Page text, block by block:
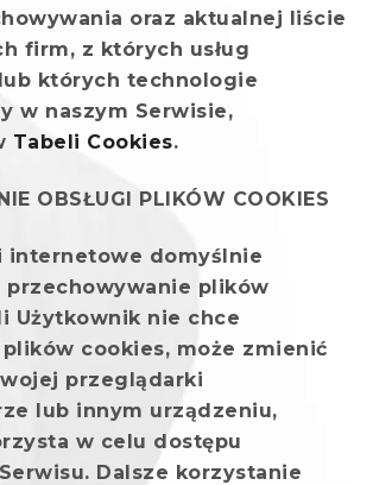
oraz aktualnej liście
firm, z których usług
których technologie
w naszym Serwisie,
Tabeli Cookies.
OBSŁUGI PLIKÓW COOKIES
internetowe domyślnie
przechowywanie plików
Użytkownik nie chce
cookies, może zmienić
przeglądarki
lub innym urządzeniu,
w celu dostępu
Dalsze korzystanie